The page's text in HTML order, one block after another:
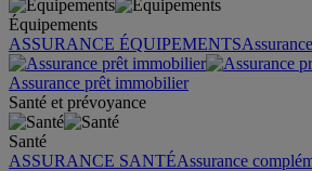
Équipements
ASSURANCE ÉQUIPEMENTS
Assurance prêt immobilier
Santé et prévoyance
Santé
ASSURANCE SANTÉAssurance